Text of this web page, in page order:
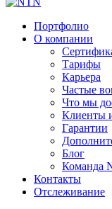
Портфолио
О компании
Тарифы
Карьера
Частые
Что мы
Клиенты
Гарантии
Блог
Команда
Контакты
Отслеживание